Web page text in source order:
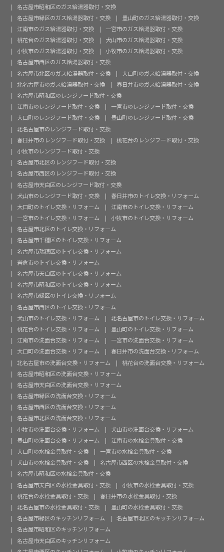
名古屋市昭和区のガス給湯器取付・交換
名古屋市緑区のガス給湯器取付・交換
豊山町のガス給湯器取付・交換
江南市のガス給湯器取付・交換
一宮市のガス給湯器取付・交換
桃花台のガス給湯器取付・交換
犬山市のガス給湯器取付・交換
小牧市のガス給湯器取付・交換
小牧市のガス給湯器取付・交換
名古屋市西区のガス給湯器取付・交換
名古屋市北区のガス給湯器取付・交換
大口町のガス給湯器取付・交換
北名古屋市のガス給湯器取付・交換
春日井市のガス給湯器取付・交換
名古屋市昭和区のレンジフード取付・交換
江南市のレンジフード取付・交換
一宮市のレンジフード取付・交換
大口町のレンジフード取付・交換
豊山町のレンジフード取付・交換
北名古屋市のレンジフード取付・交換
春日井市のレンジフード取付・交換
桃花台のレンジフード取付・交換
小牧市のレンジフード取付・交換
名古屋市北区のレンジフード取付・交換
名古屋市西区のレンジフード取付・交換
名古屋市天白区のレンジフード取付・交換
犬山市のレンジフード取付・交換
春日井市のトイレ交換・リフォーム
大口町のトイレ交換・リフォーム
江南市のトイレ交換・リフォーム
一宮市のトイレ交換・リフォーム
小牧市のトイレ交換・リフォーム
名古屋市北区のトイレ交換・リフォーム
名古屋市千種区のトイレ交換・リフォーム
名古屋市瑞穂区のトイレ交換・リフォーム
岩倉市のトイレ交換・リフォーム
名古屋市天白区のトイレ交換・リフォーム
名古屋市昭和区のトイレ交換・リフォーム
名古屋市緑区のトイレ交換・リフォーム
名古屋市西区のトイレ交換・リフォーム
犬山市のトイレ交換・リフォーム
北名古屋市のトイレ交換・リフォーム
桃花台のトイレ交換・リフォーム
豊山町のトイレ交換・リフォーム
江南市の洗面台交換・リフォーム
一宮市の洗面台交換・リフォーム
大口町の洗面台交換・リフォーム
春日井市の洗面台交換・リフォーム
北名古屋市の洗面台交換・リフォーム
桃花台の洗面台交換・リフォーム
名古屋市昭和区の洗面台交換・リフォーム
名古屋市天白区の洗面台交換・リフォーム
名古屋市緑区の洗面台交換・リフォーム
名古屋市西区の洗面台交換・リフォーム
名古屋市北区の洗面台交換・リフォーム
小牧市の洗面台交換・リフォーム
犬山市の洗面台交換・リフォーム
豊山町の洗面台交換・リフォーム
江南市の水栓金具取付・交換
大口町の水栓金具取付・交換
一宮市の水栓金具取付・交換
犬山市の水栓金具取付・交換
名古屋市西区の水栓金具取付・交換
名古屋市昭和区の水栓金具取付・交換
名古屋市天白区の水栓金具取付・交換
小牧市の水栓金具取付・交換
桃花台の水栓金具取付・交換
春日井市の水栓金具取付・交換
北名古屋市の水栓金具取付・交換
豊山町の水栓金具取付・交換
名古屋市緑区のキッチンリフォーム
名古屋市北区のキッチンリフォーム
名古屋市昭和区のキッチンリフォーム
名古屋市天白区のキッチンリフォーム